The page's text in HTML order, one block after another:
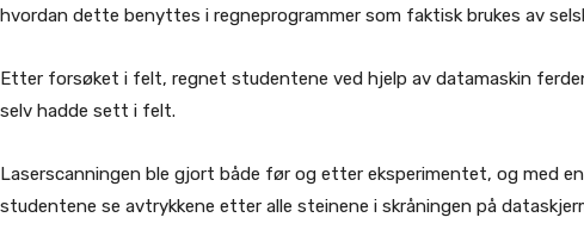
hvordan dette benyttes i regneprogrammer som faktisk brukes av
Etter forsøket i felt, regnet studentene ved hjelp av datamaskin
selv hadde sett i felt.
Laserscanningen ble gjort både før og etter eksperimentet, og med
studentene se avtrykkene etter alle steinene i skråningen på